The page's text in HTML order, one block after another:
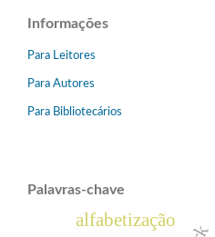
Informações
Para Leitores
Para Autores
Para Bibliotecários
Palavras-chave
alfabetização